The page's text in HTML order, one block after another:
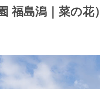
福島潟｜菜の花）